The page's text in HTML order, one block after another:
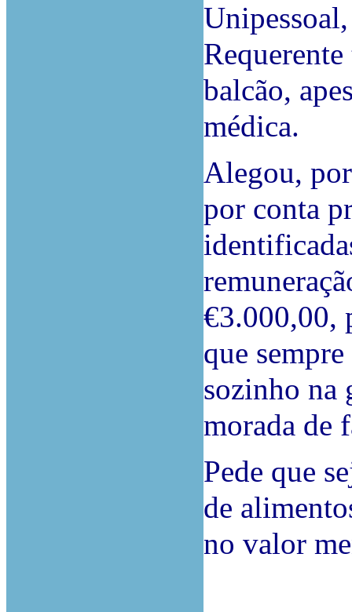
balcão,
médica.
Alegou,
por conta
€3.000,00,
que
sozinho na
morada de
Pede que
de
no valor